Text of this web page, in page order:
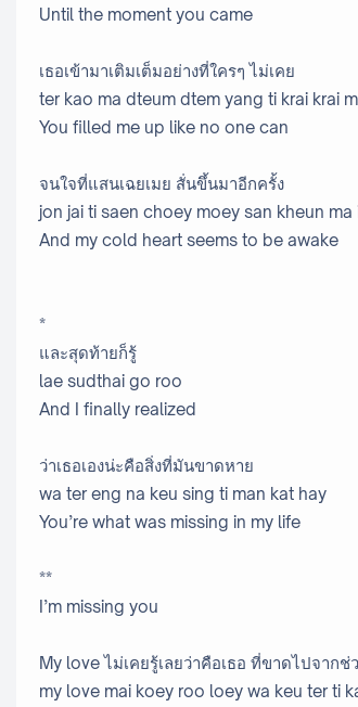
Until the moment you came
เธอเข้ามาเติมเต็มอย่างที่ใครๆ ไม่เคย
ter kao ma dteum dtem yang ti krai krai
You filled me up like no one can
จนใจที่แสนเฉยเมย สั่นขึ้นมาอีกครั้ง
jon jai ti saen choey moey san kheun ma
And my cold heart seems to be awake
*
และสุดท้ายก็รู้
lae sudthai go roo
And I finally realized
ว่าเธอเองน่ะคือสิ่งที่มันขาดหาย
wa ter eng na keu sing ti man kat hay
You’re what was missing in my life
**
I’m missing you
My love ไม่เคยรู้เลยว่าคือเธอ ที่ขาดไปจากช่
my love mai koey roo loey wa keu ter ti